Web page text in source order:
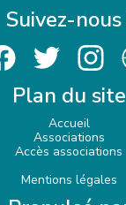
Suivez-nous
Plan du site
Accueil
Associations
Accès associations
Mentions légales